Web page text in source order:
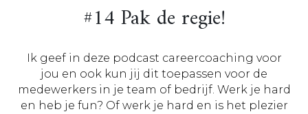
#14 Pak de regie!
Ik geef in deze podcast careercoaching voor
jou en ook kun jij dit toepassen voor de
medewerkers in je team of bedrijf. Werk je hard
en heb je fun? Of werk je hard en is het plezier